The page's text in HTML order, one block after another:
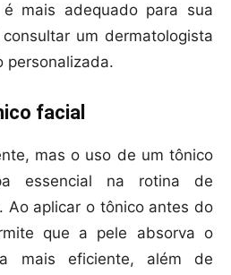
mais adequado para sua
um dermatologista
personalizada.
facial
mas o uso de um tônico
essencial na rotina de
Ao aplicar o tônico antes do
que a pele absorva o
mais eficiente, além de